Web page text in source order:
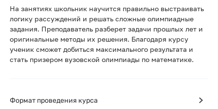
На занятиях школьник научится правильно выстраивать
логику рассуждений и решать сложные олимпиадные
задания. Преподаватель разберет задачи прошлых лет и
оригинальные методы их решения. Благодаря курсу
ученик сможет добиться максимального результата и
стать призером вузовской олимпиады по математике.
Формат проведения курса